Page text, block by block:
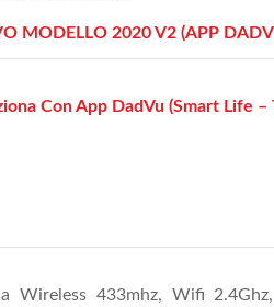
MODELLO 2020 V2 (APP
Con App DadVu (Smart Life –
433mhz, Wifi